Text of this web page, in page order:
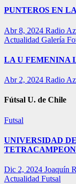
PUNTEROS EN
Abr 8, 2024 Radio
Actualidad Galería
LA U FEMENINA
Abr 2, 2024 Radio
Fútsal U. de Chile
Futsal
UNIVERSIDAD
Dic 2, 2024 Joaquín
Actualidad Futsal